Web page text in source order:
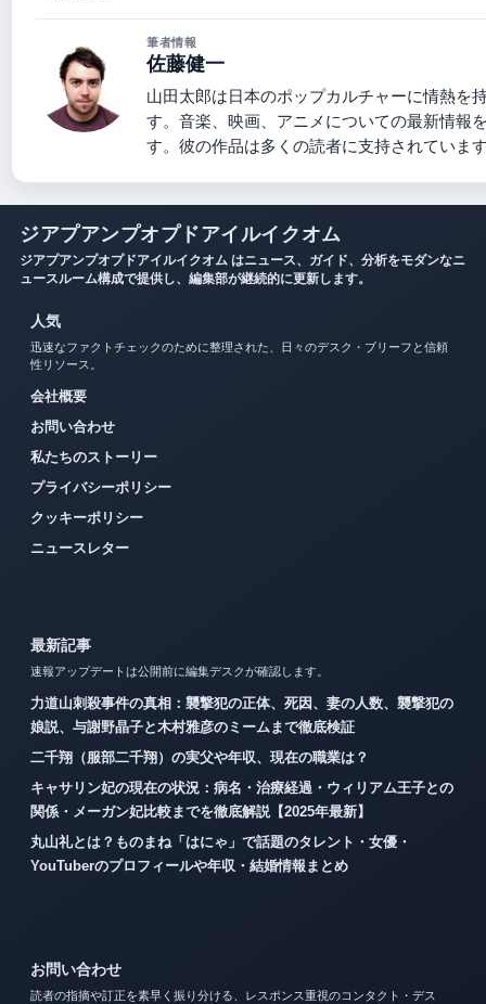
筆者情報
佐藤健一
山田太郎は日本のポップカルチャーに情熱を
す。音楽、映画、アニメについての最新情報
す。彼の作品は多くの読者に支持されていま
ジアプアンプオプドアイルイクオム
ジアプアンプオプドアイルイクオム はニュース、ガイド、分析をモダンなニ
ュースルーム構成で提供し、編集部が継続的に更新します。
人気
迅速なファクトチェックのために整理された、日々のデスク・ブリーフと信頼
性リソース。
会社概要
お問い合わせ
私たちのストーリー
プライバシーポリシー
クッキーポリシー
ニュースレター
最新記事
速報アップデートは公開前に編集デスクが確認します。
力道山刺殺事件の真相：襲撃犯の正体、死因、妻の人数、襲撃犯の
娘説、与謝野晶子と木村雅彦のミームまで徹底検証
二千翔（服部二千翔）の実父や年収、現在の職業は？
キャサリン妃の現在の状況：病名・治療経過・ウィリアム王子との
関係・メーガン妃比較までを徹底解説【2025年最新】
丸山礼とは？ものまね「はにゃ」で話題のタレント・女優・
YouTuberのプロフィールや年収・結婚情報まとめ
お問い合わせ
読者の指摘や訂正を素早く振り分ける、レスポンス重視のコンタクト・デス